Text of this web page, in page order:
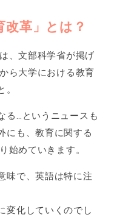
革」とは？
、文部科学省が掲げ
ら大学における教育
る…というニュースも
にも、教育に関する
始めていきます。
味で、英語は特に注
変化していくのでし